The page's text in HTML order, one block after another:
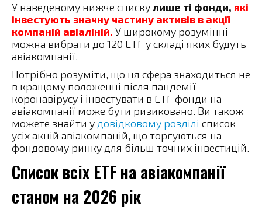
У наведеному нижче спискулише ті фонди, які
інвестують значну частину активів в акції
компаній авіаліній. У широкому розумінні
можна вибрати до 120 ETF у складі яких будуть
авіакомпанії.
Потрібно розуміти, що ця сфера знаходиться не
в кращому положенні після пандемії
коронавірусу і інвестувати в ETF фонди на
авіакомпанії може бути ризиковано. Ви також
можете знайти у довідковому розділі список
усіх акцій авіакомпаній, що торгуються на
фондовому ринку для більш точних інвестицій.
Список всіх ETF на авіакомпанії
станом на 2026 рік